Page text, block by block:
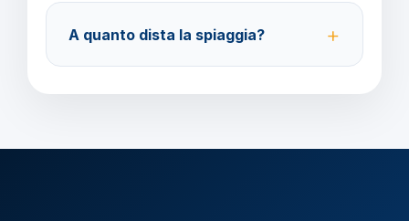
credito o bonifico bancario. È richiesto un acconto
del 40% e il saldo 30 giorni prima della partenza.
A quanto dista la spiaggia?
passi dall'hotel, facilmente raggiungibile a piedi in